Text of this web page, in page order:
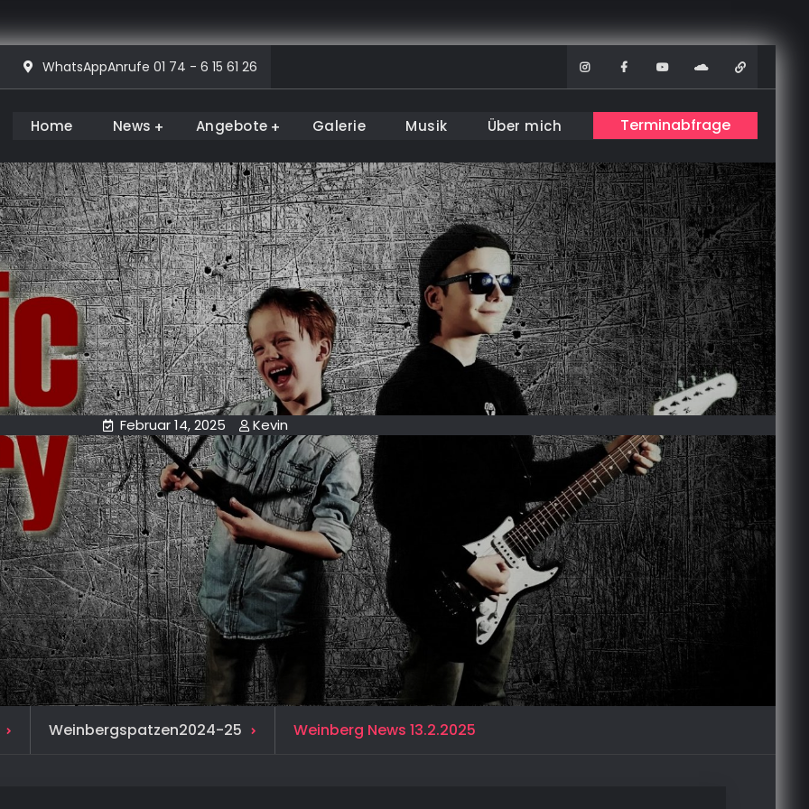
WhatsAppAnrufe 01 74 - 6 15 61 26 InstagramFacebook
YoutubeSoundcloud
Home News Angebote Galerie Musik Über mich Terminabfrage
Februar 14, 2025 Kevin
Weinbergspatzen2024-25 Weinberg News 13.2.2025